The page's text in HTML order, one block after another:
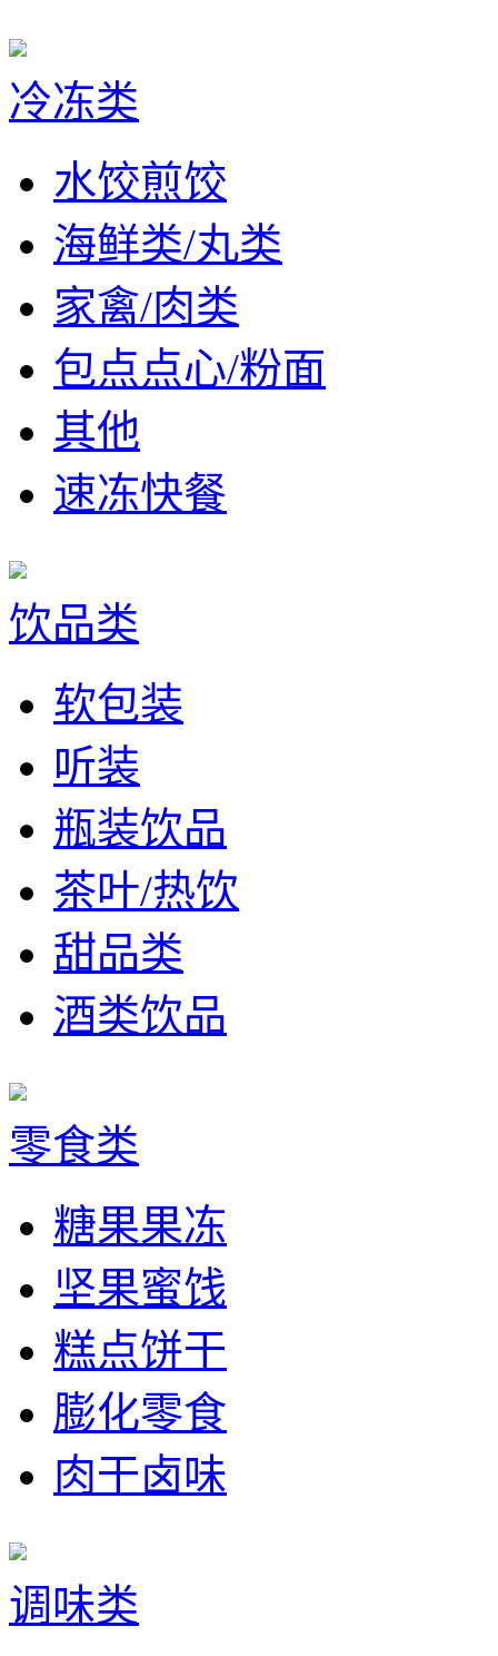
冷冻类
水饺煎饺
海鲜类/丸类
家禽/肉类
包点点心/粉面
其他
速冻快餐
饮品类
软包装
听装
瓶装饮品
茶叶/热饮
甜品类
酒类饮品
零食类
糖果果冻
坚果蜜饯
糕点饼干
膨化零食
肉干卤味
调味类